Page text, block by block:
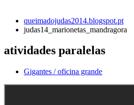
queimadojudas2014.blogspot.pt
judas14_marionetas_mandragora
atividades paralelas
Gigantes / oficina grande